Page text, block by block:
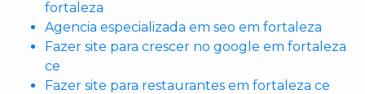
fortaleza
Agencia especializada em seo em fortaleza
Fazer site para crescer no google em fortaleza
ce
Fazer site para restaurantes em fortaleza ce